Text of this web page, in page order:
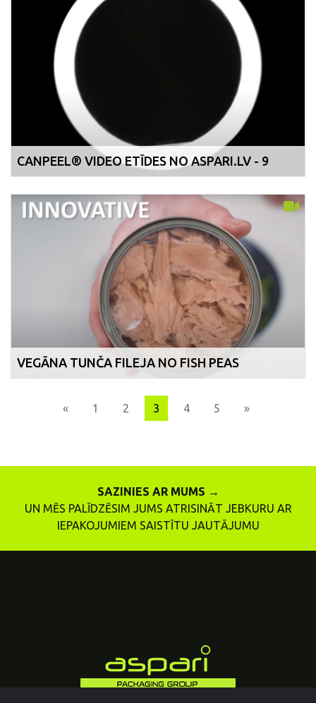
CANPEEL® VIDEO ETĪDES NO ASPARI.LV - 9
VEGĀNA TUNČA FILEJA NO FISH PEAS
« Previous
1 2 3 4 5 »Next
SAZINIES AR MUMS →
UN MĒS PALĪDZĒSIM JUMS ATRISINĀT JEBKURU AR
IEPAKOJUMIEM SAISTĪTU JAUTĀJUMU